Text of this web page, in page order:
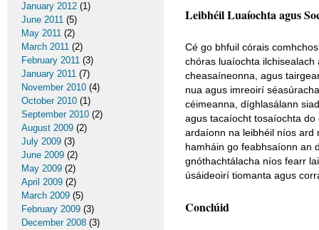
Leibhéil Luaíochta agus
Cé go bhfuil córais
chóras luaíochta
cheasaíneonna, agus
nua agus imreoirí
céimeanna, díghlasálann
agus tacaíocht tosaíochta
ardaíonn na leibhéil níos ard
hamháin go feabhsaíonn an
gnóthachtálacha níos fearr
úsáideoirí tiomanta agus
Conclúid
January 2012 (1)
June 2011 (5)
May 2011 (2)
March 2011 (2)
February 2011 (3)
January 2011 (7)
November 2010 (4)
October 2010 (1)
September 2010 (2)
August 2009 (2)
July 2009 (3)
June 2009 (2)
May 2009 (2)
April 2009 (2)
March 2009 (5)
February 2009 (3)
December 2008 (3)